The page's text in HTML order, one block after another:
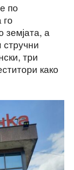
по
земјата, а
три
како